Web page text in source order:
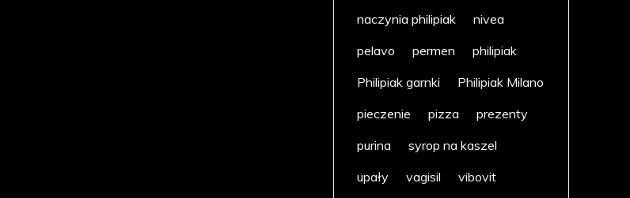
naczynia philipiak
nivea
pelavo
permen
philipiak
Philipiak garnki
Philipiak Milano
pieczenie
pizza
prezenty
purina
syrop na kaszel
upały
vagisil vibovit